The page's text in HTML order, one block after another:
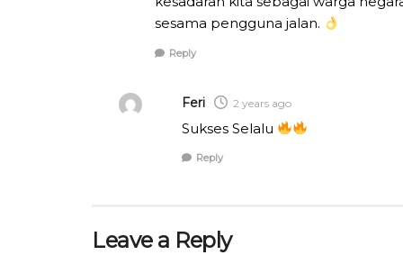
sesama pengguna jalan.
Reply
Feri 2 years ago
Sukses Selalu
Reply
Leave a Reply